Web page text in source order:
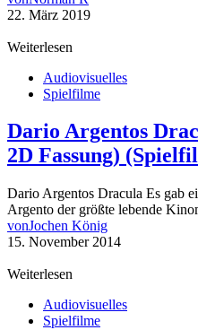
22. März 2019
Weiterlesen
Audiovisuelles
Spielfilme
Dario Argentos
2D Fassung)
Dario Argentos Dracula Es gab
Argento der größte lebende
vonJochen König
15. November 2014
Weiterlesen
Audiovisuelles
Spielfilme